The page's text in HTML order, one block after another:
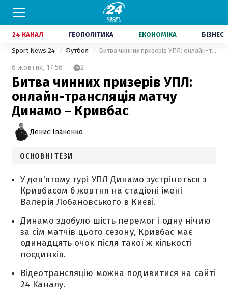
24 КАНАЛ ГЕОПОЛІТИКА ЕКОНОМІКА БІЗНЕС
Sport News 24 Футбол Битва чинних призерів УПЛ: онлайн-трансляція матчу Динамо – Кривбас
6 жовтня, 17:56 2
Битва чинних призерів УПЛ:
онлайн-трансляція матчу
Динамо – Кривбас
Денис Іваненко
ОСНОВНІ ТЕЗИ
У дев'ятому турі УПЛ Динамо зустрінеться з
Кривбасом 6 жовтня на стадіоні імені
Валерія Лобановського в Києві.
Динамо здобуло шість перемог і одну нічию
за сім матчів цього сезону, Кривбас має
одинадцять очок після такої ж кількості
поєдинків.
Відеотрансляцію можна подивитися на сайті
24 Каналу.